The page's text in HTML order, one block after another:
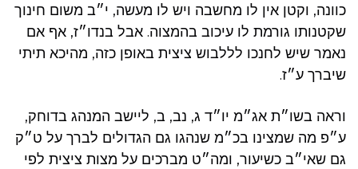
כוונה, וקטן אין לו מחשבה ויש לו מעשה, י״ב משום חינוך
שקטנותו גורמת לו עיכוב בהמצוה. אבל בנדו״ז, אף אם
נאמר שיש לחנכו לללבוש ציצית באופן כזה, מהיכא תיתי
שיברך ע״ז.
וראה בשו״ת אג״מ יו״ד ג, נב, ב, ליישב המנהג בדוחק,
ע״פ מה שמצינו בכ״מ שנהגו גם הגדולים לברך על ט״ק
גם שאי״ב כשיעור, ומה״ט מברכים על מצות ציצית לפי